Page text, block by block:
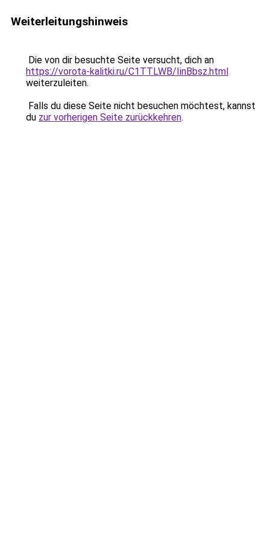
Weiterleitungshinweis
Die von dir besuchte Seite versucht, dich an
https://vorota-kalitki.ru/C1TTLWB/IinBbsz.html
weiterzuleiten.
Falls du diese Seite nicht besuchen möchtest, kannst
du zur vorherigen Seite zurückkehren.